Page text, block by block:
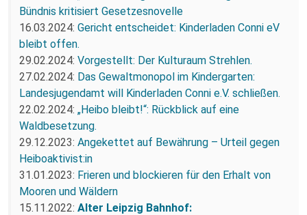
Bündnis kritisiert Gesetzesnovelle
16.03.2024: Gericht entscheidet: Kinderladen Conni eV
bleibt offen.
29.02.2024: Vorgestellt: Der Kulturaum Strehlen.
27.02.2024: Das Gewaltmonopol im Kindergarten:
Landesjugendamt will Kinderladen Conni e.V. schließen.
22.02.2024: „Heibo bleibt!“: Rückblick auf eine
Waldbesetzung.
29.12.2023: Angekettet auf Bewährung – Urteil gegen
Heiboaktivist:in
31.01.2023: Frieren und blockieren für den Erhalt von
Mooren und Wäldern
15.11.2022: Alter Leipzig Bahnhof: